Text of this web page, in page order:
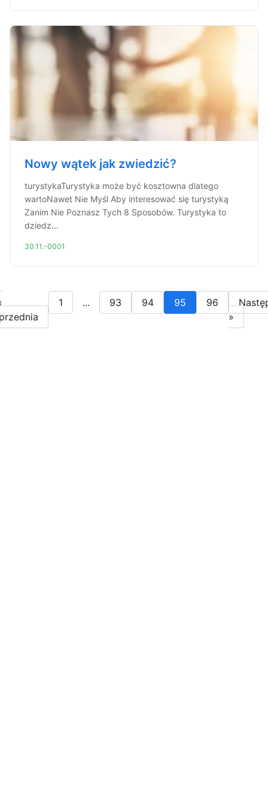
Nowy wątek jak zwiedzić?
turystykaTurystyka może być kosztowna dlatego
wartoNawet Nie Myśl Aby interesować się turystyką
Zanim Nie Poznasz Tych 8 Sposobów. Turystyka to
dziedz...
30.11.-0001
1 ... 93 94 95 96
»